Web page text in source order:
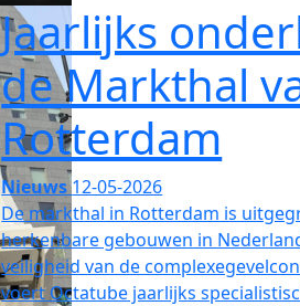
Jaarlijks
de Markthal
Rotterdam
Nieuws 12-05-2026
De markthal in Rotterdam is
herkenbare gebouwen in
veiligheid van de
voert Octatube jaarlijks